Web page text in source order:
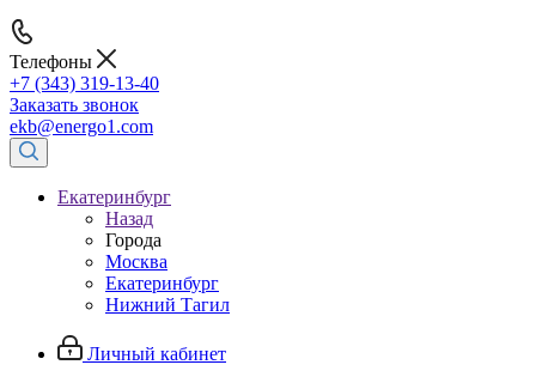
Телефоны
+7 (343) 319-13-40
Заказать звонок
ekb@energo1.com
Екатеринбург
Назад
Города
Москва
Екатеринбург
Нижний Тагил
Личный кабинет